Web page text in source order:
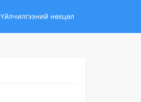
Үйлчилгээний нөхцөл